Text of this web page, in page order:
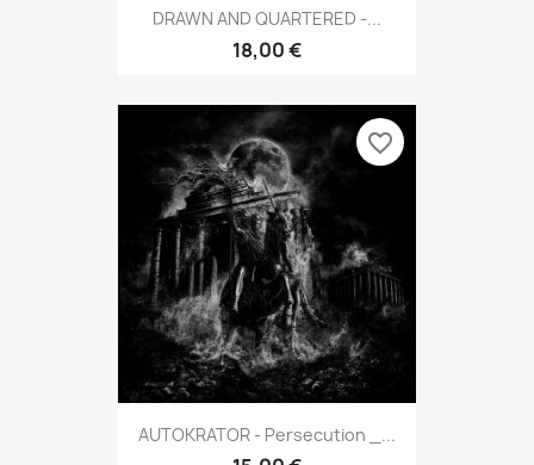
DRAWN AND QUARTERED -...
18,00 €
AUTOKRATOR - Persecution _...
favorite_border